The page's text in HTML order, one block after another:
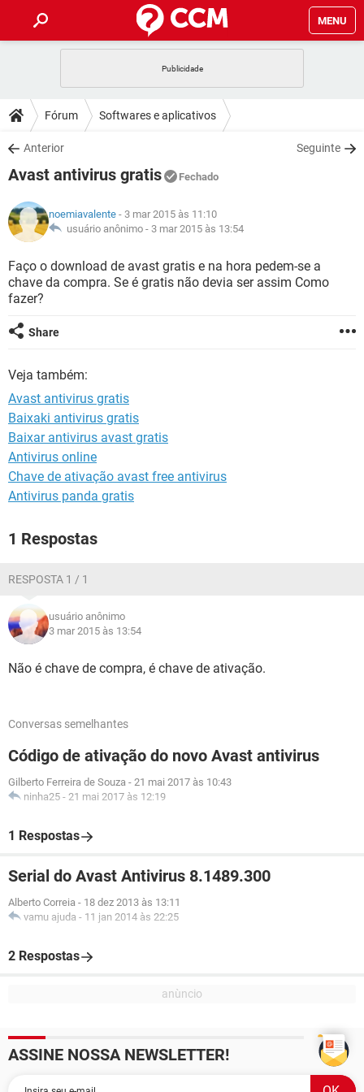
MENU
CELULAR FACEBOOK
OUTLOOK
INSTAGRAM GMAIL
GUIA DE COMPRAS
DICAS
JOGOS WHATSAPP
INSTAGRAM GMAIL
GUIA DE COMPRAS
DOWNLOADS
JOGOS WHATSAPP
CELULAR
OUTLOOK EXCEL
INSTAGRAM
GUIA DE COMPRAS
JOGOS WHATSAPP
CELULAR
OUTLOOK EXCEL
INSTAGRAM
GUIA DE COMPRAS
GLOSSÁRIO
WHATSAPP
CELULAR FACEBOOK
INSTAGRAM
GUIA DE COMPRAS
Fórum Softwares e aplicativos
Anterior Seguinte
Avast antivirus gratis Fechado
noemiavalente - 3 mar 2015 às 11:10
usuário anônimo - 3 mar 2015 às 13:54
Faço o download de avast gratis e na hora pedem-se a
chave da compra. Se é gratis não devia ser assim Como
fazer?
Share
Veja também:
Avast antivirus gratis
Baixaki antivirus gratis
Baixar antivirus avast gratis
Antivirus online
Chave de ativação avast free antivirus
Antivirus panda gratis
1 Respostas
RESPOSTA 1 / 1
usuário anônimo
3 mar 2015 às 13:54
Não é chave de compra, é chave de ativação.
Conversas semelhantes
Código de ativação do novo Avast antivirus
Gilberto Ferreira de Souza - 21 mai 2017 às 10:43
ninha25 - 21 mai 2017 às 12:19
1 Respostas
Serial do Avast Antivirus 8.1489.300
Alberto Correia - 18 dez 2013 às 13:11
vamu ajuda - 11 jan 2014 às 22:25
2 Respostas
ASSINE NOSSA NEWSLETTER!